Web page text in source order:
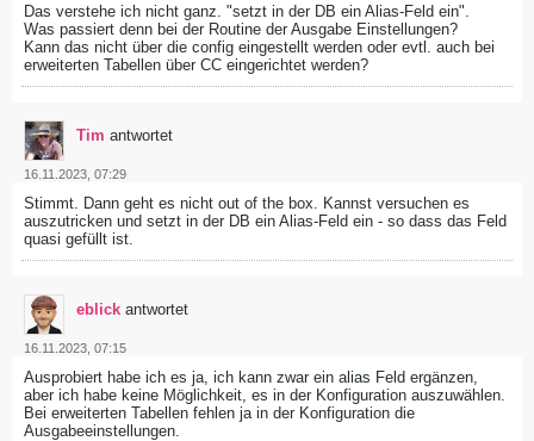
Das verstehe ich nicht ganz. "setzt in der DB ein Alias-Feld ein".
Was passiert denn bei der Routine der Ausgabe Einstellungen?
Kann das nicht über die config eingestellt werden oder evtl. auch bei
erweiterten Tabellen über CC eingerichtet werden?
Tim antwortet
16.11.2023, 07:29
Stimmt. Dann geht es nicht out of the box. Kannst versuchen es
auszutricken und setzt in der DB ein Alias-Feld ein - so dass das Feld
quasi gefüllt ist.
eblick antwortet
16.11.2023, 07:15
Ausprobiert habe ich es ja, ich kann zwar ein alias Feld ergänzen,
aber ich habe keine Möglichkeit, es in der Konfiguration auszuwählen.
Bei erweiterten Tabellen fehlen ja in der Konfiguration die
Ausgabeeinstellungen.